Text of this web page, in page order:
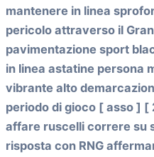
mantenere in linea
pericolo attraverso il
pavimentazione sport
in linea astatine persona
vibrante alto
periodo di gioco [ asso ]
affare ruscelli correre su
risposta con RNG